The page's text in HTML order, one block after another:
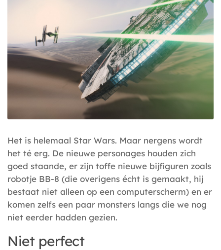
Het is helemaal Star Wars. Maar nergens wordt
het té erg. De nieuwe personages houden zich
goed staande, er zijn toffe nieuwe bijfiguren zoals
robotje BB-8 (die overigens écht is gemaakt, hij
bestaat niet alleen op een computerscherm) en er
komen zelfs een paar monsters langs die we nog
niet eerder hadden gezien.
Niet perfect